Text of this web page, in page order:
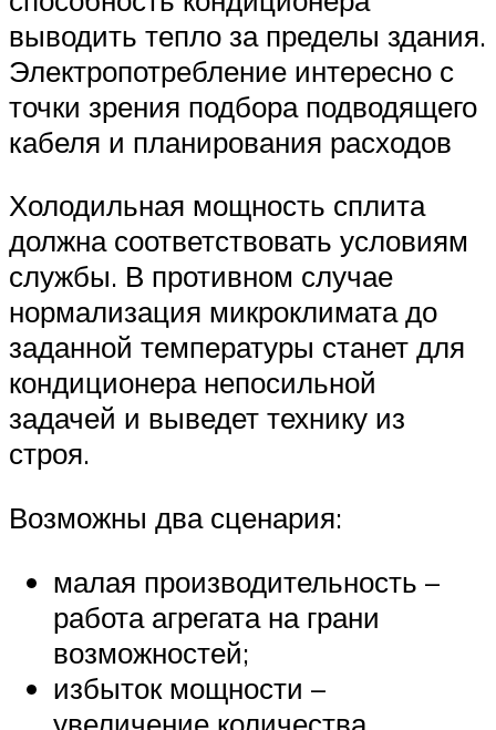
выводить тепло за пределы здания.
Электропотребление интересно с
точки зрения подбора подводящего
кабеля и планирования расходов
Холодильная мощность сплита
должна соответствовать условиям
службы. В противном случае
нормализация микроклимата до
заданной температуры станет для
кондиционера непосильной
задачей и выведет технику из
строя.
Возможны два сценария:
малая производительность –
работа агрегата на грани
возможностей;
избыток мощности –
увеличение количества